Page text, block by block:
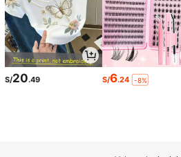
S/20.49 S/6.24 -8%